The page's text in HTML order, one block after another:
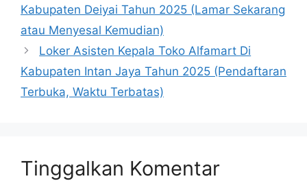
Kabupaten Deiyai Tahun 2025 (Lamar Sekarang
atau Menyesal Kemudian)
Loker Asisten Kepala Toko Alfamart Di
Kabupaten Intan Jaya Tahun 2025 (Pendaftaran
Terbuka, Waktu Terbatas)
Tinggalkan Komentar